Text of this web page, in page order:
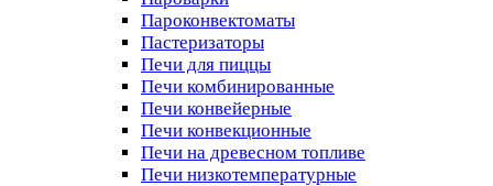
Пароконвектоматы
Пастеризаторы
Печи для пиццы
Печи комбинированные
Печи конвейерные
Печи конвекционные
Печи на древесном топливе
Печи низкотемпературные